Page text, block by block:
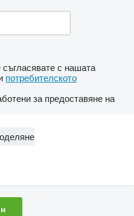
съгласявате с нашата
потребителското
за предоставяне на